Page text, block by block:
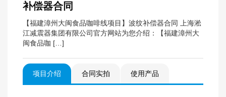
补偿器合同
【福建漳州大闽食品咖啡线项目】波纹补偿器合同 上海淞
江减震器集团有限公司官方网站为您介绍：【福建漳州大
闽食品咖 […]
项目介绍 合同实拍 使用产品